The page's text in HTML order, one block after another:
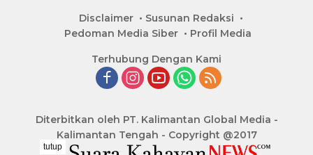
Disclaimer
Susunan Redaksi
Pedoman Media Siber
Profil Media
Terhubung Dengan Kami
Diterbitkan oleh PT. Kalimantan Global Media -
Kalimantan Tengah - Copyright @2017
tutup